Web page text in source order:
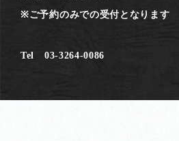
※ご予約のみでの受付となります
Tel 03-3264-0086